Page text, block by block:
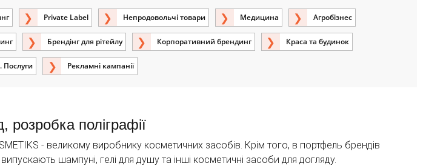
Private Label Непродовольчі товари Медицина Агробізнес
Брендінг для рітейлу Корпоративний брендинг Краса та будинок
Послуги Рекламні кампанії
розробка поліграфії
- великому виробнику косметичних засобів. Крім того, в портфель брендів
шампуні, гелі для душу та інші косметичні засоби для догляду.